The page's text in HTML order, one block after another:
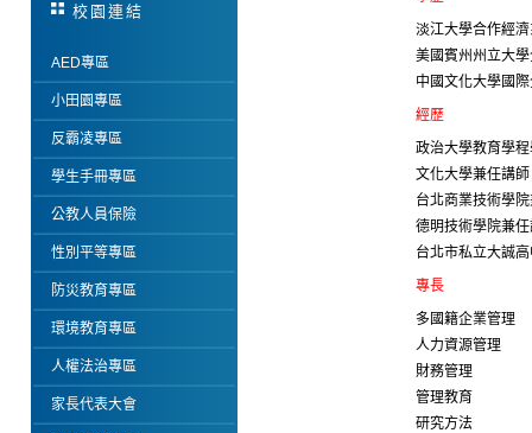
校園連結
AED專區
小田園專區
反霸凌專區
學生手冊專區
公教人員保險
性別平等專區
防災教育專區
環境教育專區
人權法治專區
家長代表大會
淡江大學合作經
美國賓州州立大
中國文化大學國
經歷
政治大學教育學
文化大學兼任講師
台北商業技術學
德明技術學院兼
台北市私立大誠
專長
多國籍企業管理
人力資源管理
財務管理
管理教育
研究方法